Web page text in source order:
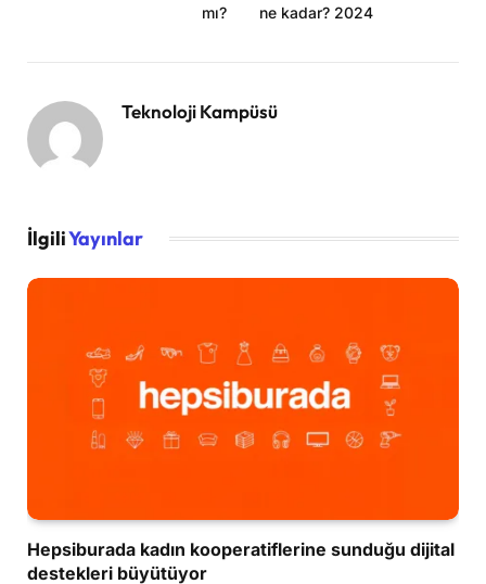
mı?
ne kadar? 2024
Teknoloji Kampüsü
İlgiliYayınlar
Hepsiburada kadın kooperatiflerine sunduğu dijital
destekleri büyütüyor